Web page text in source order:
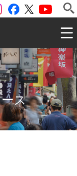
ツイッター
Facebook
instagram
会 Shinjuku
ス